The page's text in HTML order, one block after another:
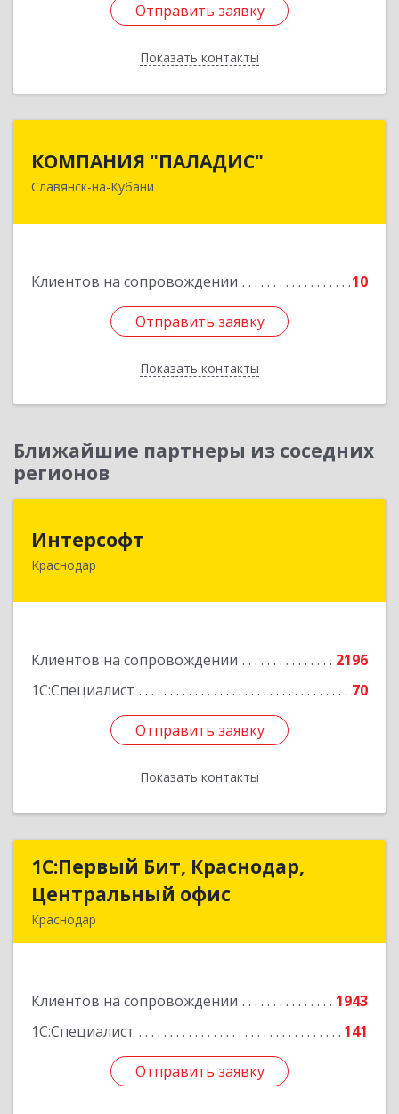
Отправить заявку
Показать контакты
Отправить заявку
Назад
КОМПАНИЯ "ПАЛАДИС"
Славянск-на-Кубани
Клиентов на сопровождении 10
Отправить заявку
Показать контакты
353560, Краснодарский край, Славянский р-н,
Подробнее
Отправить заявку
Назад
Ближайшие партнеры из соседних
регионов
Интерсофт
Краснодар
Клиентов на сопровождении
2196
1С:Специалист
70
Отправить заявку
Показать контакты
350020, Краснодарский край, Краснодар г,
Отправить заявку
Назад
1С:Первый Бит, Краснодар,
Центральный офис
Краснодар
Клиентов на сопровождении
1943
1С:Специалист
141
Отправить заявку
1С:Первый Бит, Краснодар,
Центральный офис
Подробнее
Отправить заявку